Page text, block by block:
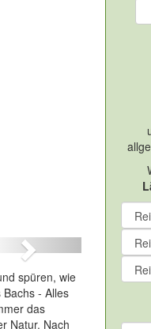
– Wandern & Kultur am
Next
spüren, wie
- Alles
das
Natur. Nach